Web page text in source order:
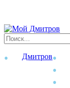
Дмитров